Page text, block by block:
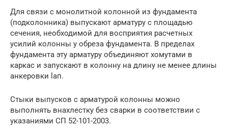
Для связи с монолитной колонной из фундамента
(подколонника) вы­пускают арматуру с площадью
сечения, необходимой для восприятия расчетных
усилий колонны у обреза фундамента. В пределах
фундамента эту арматуру объединяют хомутами в
каркас и запускают в колонну на длину не менее длины
анкеровки lап.
Стыки выпусков с арматурой колонны можно
выполнять внахлестку без сварки в соответствии с
указаниями СП 52-101-2003.